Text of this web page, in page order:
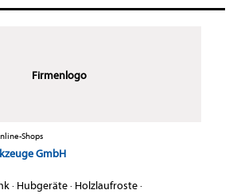
Firmenlogo
Shops
GmbH
· Hubgeräte· Holzlaufroste·